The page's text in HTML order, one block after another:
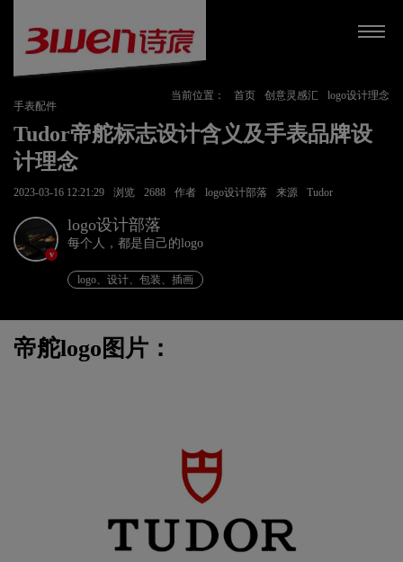
当前位置： 首页 创意灵感汇
logo设计理念
手表配件
Tudor帝舵标志设计含义及手表品牌设
计理念
2023-03-16 12:21:29 浏览 2688 作者 logo设计部落 来源 Tudor
v
logo设计部落
每个人，都是自己的logo
logo、设计、包装、插画
帝舵logo图片：